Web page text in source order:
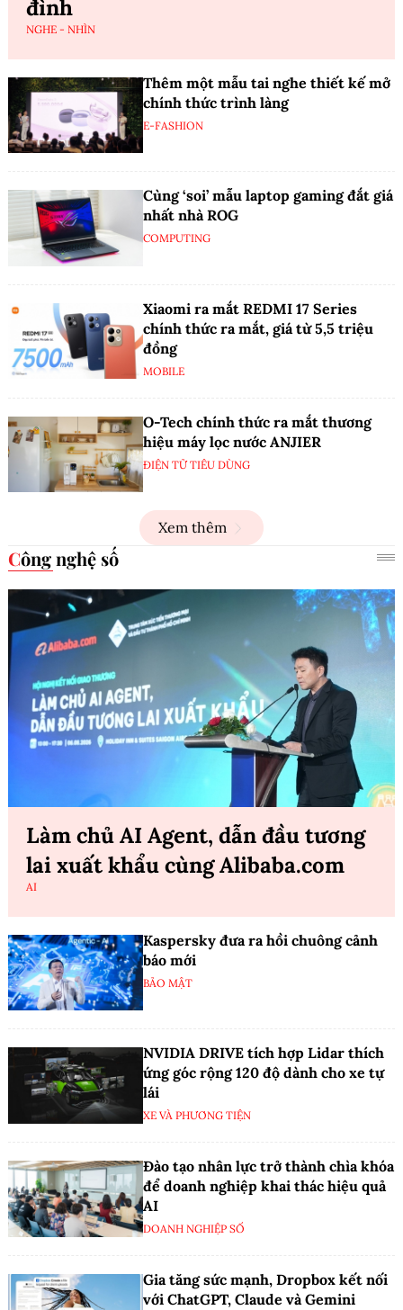
đình
NGHE - NHÌN
Thêm một mẫu tai nghe thiết kế mở
chính thức trình làng
E-FASHION
Cùng ‘soi’ mẫu laptop gaming đắt giá
nhất nhà ROG
COMPUTING
Xiaomi ra mắt REDMI 17 Series
chính thức ra mắt, giá từ 5,5 triệu
đồng
MOBILE
O-Tech chính thức ra mắt thương
hiệu máy lọc nước ANJIER
ĐIỆN TỬ TIÊU DÙNG
Xem thêm
Công nghệ số
Làm chủ AI Agent, dẫn đầu tương
lai xuất khẩu cùng Alibaba.com
AI
Kaspersky đưa ra hồi chuông cảnh
báo mới
BẢO MẬT
NVIDIA DRIVE tích hợp Lidar thích
ứng góc rộng 120 độ dành cho xe tự
lái
XE VÀ PHƯƠNG TIỆN
Đào tạo nhân lực trở thành chìa khóa
để doanh nghiệp khai thác hiệu quả
AI
DOANH NGHIỆP SỐ
Gia tăng sức mạnh, Dropbox kết nối
với ChatGPT, Claude và Gemini